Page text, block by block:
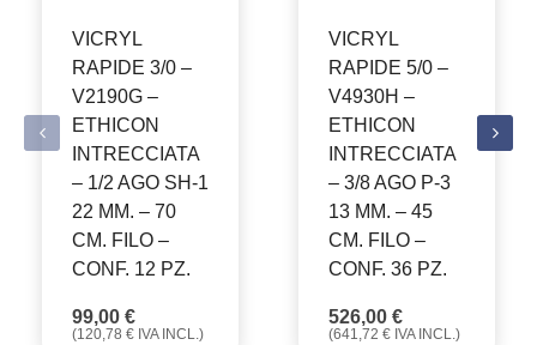
VICRYL
RAPIDE 3/0 –
V2190G –
ETHICON
INTRECCIATA
– 1/2 AGO SH-1
22 MM. – 70
CM. FILO –
CONF. 12 PZ.
99,00 €
(120,78 € IVA INCL.)
VICRYL
RAPIDE 5/0 –
V4930H –
ETHICON
INTRECCIATA
– 3/8 AGO P-3
13 MM. – 45
CM. FILO –
CONF. 36 PZ.
526,00 €
(641,72 € IVA INCL.)